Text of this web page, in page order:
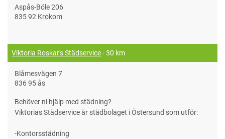
Aspås-Böle 206
835 92 Krokom
Viktoria Roskar's Städservice- 30 km
Blåmesvägen 7
836 95 ås
Behöver ni hjälp med städning?
Viktorias Städservice är städbolaget i Östersund som utför:
-Kontorsstädning